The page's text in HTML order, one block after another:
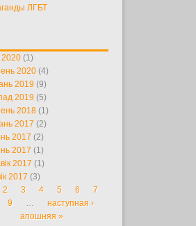
ЛГБТ
(1)
2020 (4)
2019 (9)
2019 (5)
2018 (1)
2017 (2)
2017 (2)
2017 (1)
2017 (1)
2017 (3)
2 3 4 5 6
7
9 …
наступная ›
апошняя »